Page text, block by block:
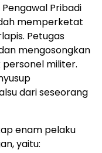
Pribadi
memperketat
Petugas
mengosongkan
militer.
dari seseorang
enam pelaku
yaitu: